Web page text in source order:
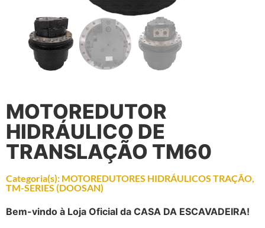
MOTOREDUTOR
HIDRÁULICO DE
TRANSLAÇÃO TM60
Categoria(s): MOTOREDUTORES HIDRÁULICOS TRAÇÃO,
TM-SERIES (DOOSAN)
Bem-vindo à Loja Oficial da CASA DA ESCAVADEIRA!